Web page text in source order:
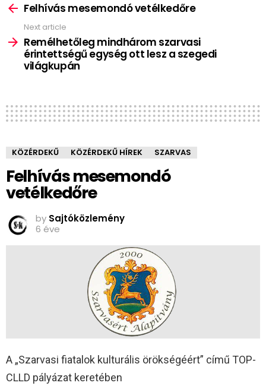
moreFelhívás mesemondó vetélkedőre
Next article
Remélhetőleg mindhárom szarvasi
érintettségű egység ott lesz a szegedi
világkupán
KÖZÉRDEKŰ KÖZÉRDEKŰ HÍREK SZARVAS
Felhívás mesemondó
vetélkedőre
by Sajtóközlemény
6 éve
A „Szarvasi fiatalok kulturális örökségéért” című TOP-
CLLD pályázat keretében